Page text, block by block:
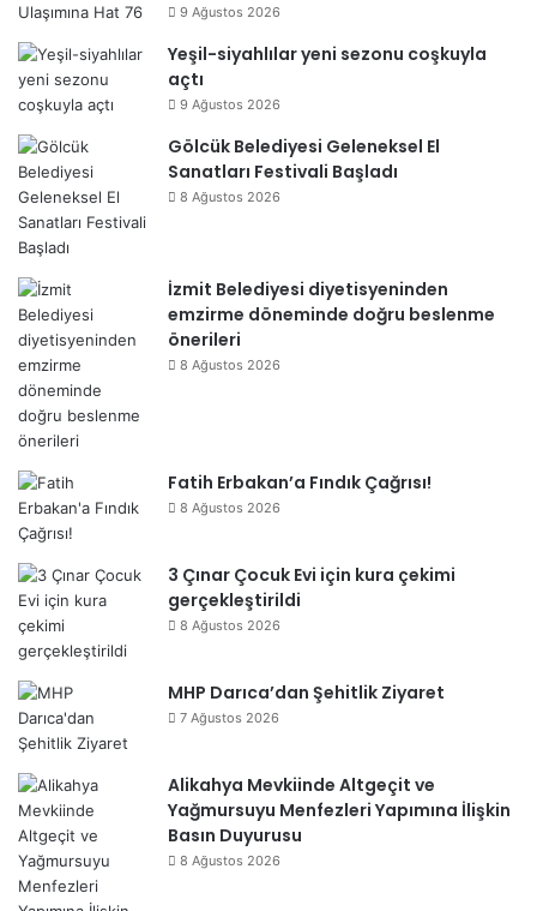
9 Ağustos 2026
Yeşil-siyahlılar yeni sezonu coşkuyla
açtı
9 Ağustos 2026
Gölcük Belediyesi Geleneksel El
Sanatları Festivali Başladı
8 Ağustos 2026
İzmit Belediyesi diyetisyeninden
emzirme döneminde doğru beslenme
önerileri
8 Ağustos 2026
Fatih Erbakan’a Fındık Çağrısı!
8 Ağustos 2026
3 Çınar Çocuk Evi için kura çekimi
gerçekleştirildi
8 Ağustos 2026
MHP Darıca’dan Şehitlik Ziyaret
7 Ağustos 2026
Alikahya Mevkiinde Altgeçit ve
Yağmursuyu Menfezleri Yapımına İlişkin
Basın Duyurusu
8 Ağustos 2026